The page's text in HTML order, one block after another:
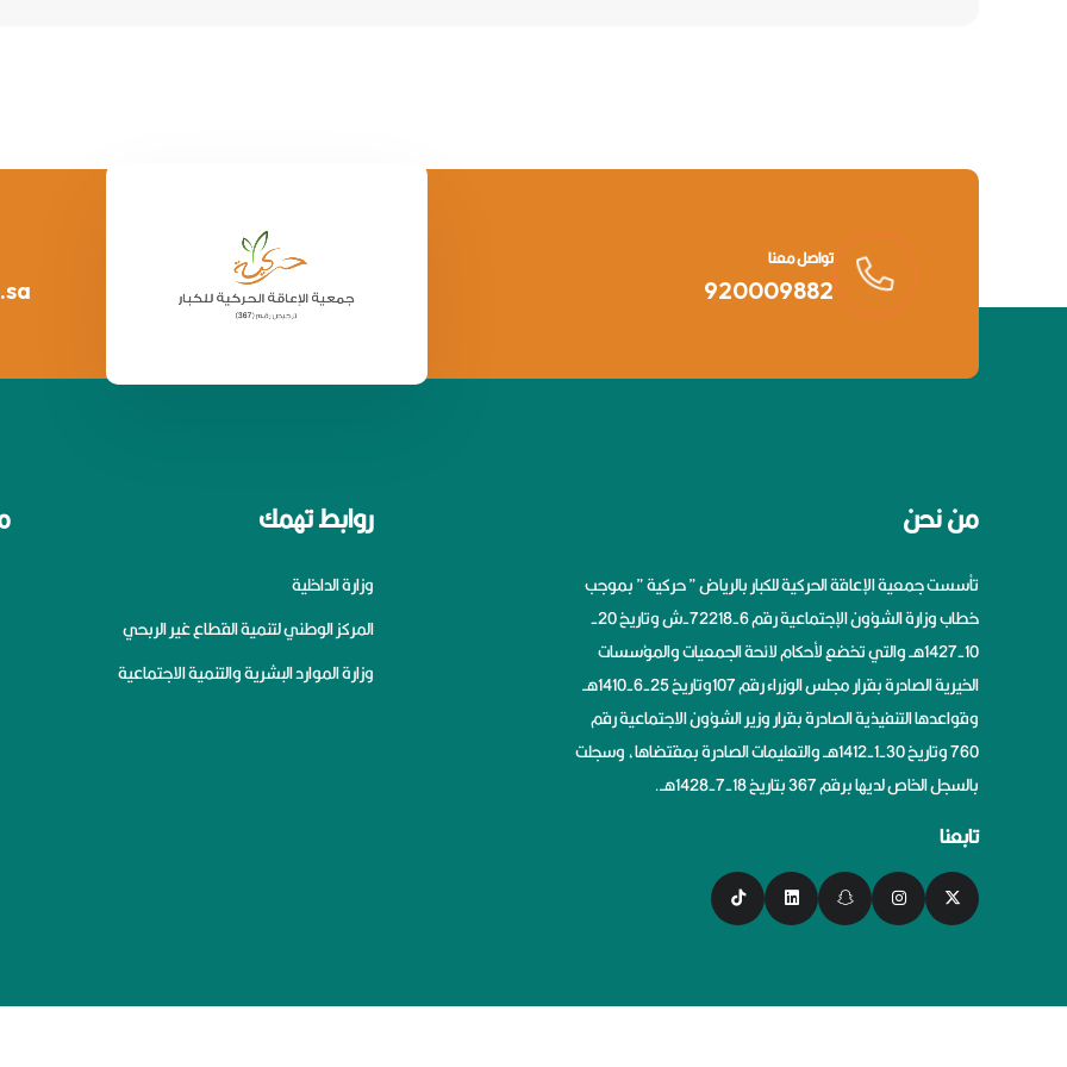
تواصل معنا
920009882
من نحن
تأسست جمعية الإعاقة الحركية للكبار بالرياض ” حركية ” بموجب
خطاب وزارة الشؤون الإجتماعية رقم 6-72218-ش وتاريخ 20-
10-1427هــ والتي تخضع لأحكام لائحة الجمعيات والمؤسسات
الخيرية الصادرة بقرار مجلس الوزراء رقم 107وتاريخ 25-6-1410هــ
وقواعدها التنفيذية الصادرة بقرار وزير الشؤون الاجتماعية رقم
760 وتاريخ 30-1-1412هــ والتعليمات الصادرة بمقتضاها، وسجلت
بالسجل الخاص لديها برقم 367 بتاريخ 18-7-1428هــ.
تابعنا
روابط تهمك
وزارة الداخلية
المركز الوطني لتنمية القطاع غير الربحي
وزارة الموارد البشرية والتنمية الاجتماعية